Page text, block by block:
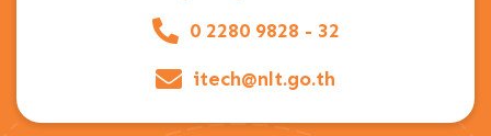
0 2280 9828 - 32
itech@nlt.go.th